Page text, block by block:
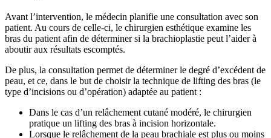
Avant l’intervention, le médecin planifie une consultation avec son
patient. Au cours de celle-ci, le chirurgien esthétique examine les
bras du patient afin de déterminer si la brachioplastie peut l’aider à
aboutir aux résultats escomptés.
De plus, la consultation permet de déterminer le degré d’excédent de
peau, et ce, dans le but de choisir la technique de lifting des bras (le
type d’incisions ou d’opération) adaptée au patient :
Dans le cas d’un relâchement cutané modéré, le chirurgien
pratique un lifting des bras à incision horizontale.
Lorsque le relâchement de la peau brachiale est plus ou moins